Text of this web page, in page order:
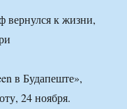
в Будапеште»,
24 ноября.